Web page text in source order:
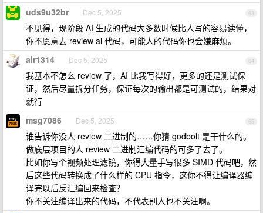
63
uds9u32br Dec 5, 2025
不见得，现阶段 AI 生成的代码大多数时候比人写的容易读懂，
你不愿意去 review ai 代码，可能人的代码你也会嫌麻烦。
64
air1314 Dec 5, 2025
我基本不怎么 review 了，AI 比我写得好，更多的还是测试保
证，然后尽量拆分任务，保证每次的输出都是可测试的，结果对
就行
65
msg7086 Dec 5, 2025
谁告诉你没人 review 二进制的……你猜 godbolt 是干什么的。
做底层项目的人 review 二进制汇编代码的可多了去了。
比如你写个视频处理滤镜，你得大量手写很多 SIMD 代码吧，然
后这些代码转换成了什么样的 CPU 指令，这你不得让编译器编
译完以后反汇编回来检查？
你不关注编译出来的代码，不代表别人也不关注啊。